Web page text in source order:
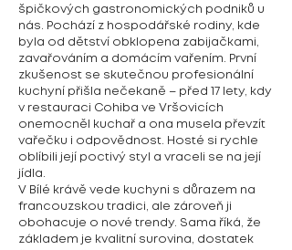
špičkových gastronomických podniků u
nás. Pochází z hospodářské rodiny, kde
byla od dětství obklopena zabijačkami,
zavařováním a domácím vařením. První
zkušenost se skutečnou profesionální
kuchyní přišla nečekaně – před 17 lety, kdy
v restauraci Cohiba ve Vršovicích
onemocněl kuchař a ona musela převzít
vařečku i odpovědnost. Hosté si rychle
oblíbili její poctivý styl a vraceli se na její
jídla.
V Bílé krávě vede kuchyni s důrazem na
francouzskou tradici, ale zároveň ji
obohacuje o nové trendy. Sama říká, že
základem je kvalitní surovina, dostatek